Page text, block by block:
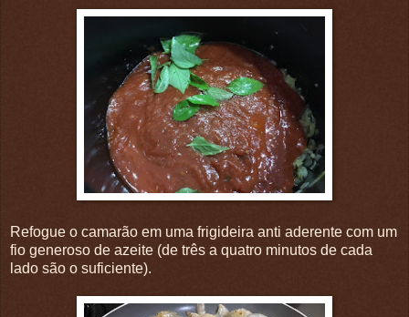
Refogue o camarão em uma frigideira anti aderente com um
fio generoso de azeite (de três a quatro minutos de cada
lado são o suficiente).